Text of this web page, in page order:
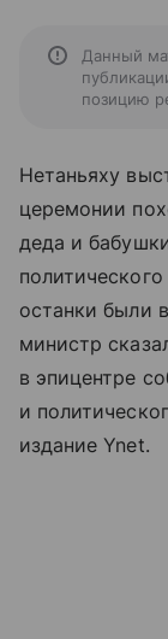
Данный
позицию
Нетаньяху
церемонии
деда и
останки были
министр
в эпицентре
и
издание Ynet.